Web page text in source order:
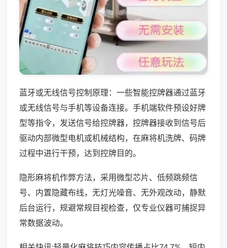
蓝牙或无线信号控制原理：一些智能控牌器通过蓝牙
或无线信号与手机等设备连接。手机端软件预设好牌
型等指令，发送信号给控牌器，控牌器接收到信号后
驱动内部微型电机或机械结构，在麻将机洗牌、码牌
过程中进行干预，达到控牌目的。
隐形麻将机作弊方法，采用微型芯片、低频跳频信
号、内置隐藏布线，无灯光噪音、无外观改动，静默
后台运行，规避常规目视检查，仅专业仪器可捕捉异
常数据波动。